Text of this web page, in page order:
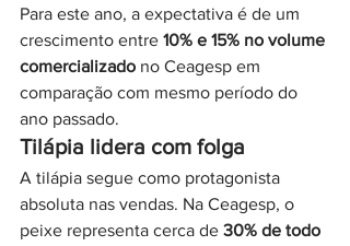
Para este ano, a expectativa é de um
crescimento entre 10% e 15% no volume
comercializado no Ceagesp em
comparação com mesmo período do
ano passado.
Tilápia lidera com folga
A tilápia segue como protagonista
absoluta nas vendas. Na Ceagesp, o
peixe representa cerca de 30% de todo